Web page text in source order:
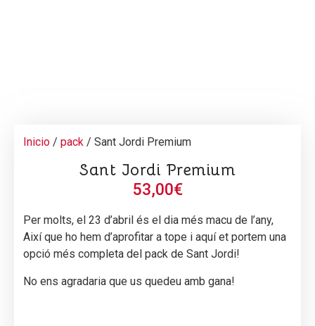
Inicio / pack / Sant Jordi Premium
Sant Jordi Premium
53,00€
Per molts, el 23 d’abril és el dia més macu de l’any,
Així que ho hem d’aprofitar a tope i aquí et portem una
opció més completa del pack de Sant Jordi!
No ens agradaria que us quedeu amb gana!